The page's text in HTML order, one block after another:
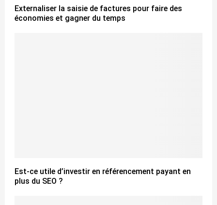
Externaliser la saisie de factures pour faire des
économies et gagner du temps
Est-ce utile d’investir en référencement payant en
plus du SEO ?